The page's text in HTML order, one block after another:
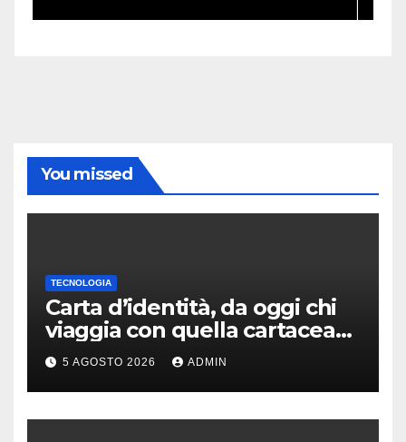
You missed
TECNOLOGIA
Carta d’identità, da oggi chi
viaggia con quella cartacea
potrebbe rimanere a terra
5 AGOSTO 2026 ADMIN